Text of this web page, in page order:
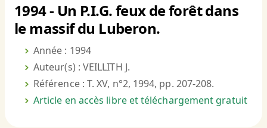
1994 - Un P.I.G. feux de forêt dans
le massif du Luberon.
Année : 1994
Auteur(s) : VEILLITH J.
Référence : T. XV, n°2, 1994, pp. 207-208.
Article en accès libre et téléchargement gratuit